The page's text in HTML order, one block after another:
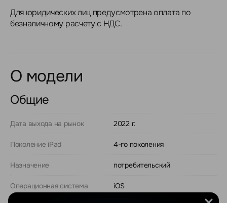
Для юридических лиц предусмотрена оплата по
безналичному расчету с НДС.
О модели
Общие
Дата выхода на рынок 2022 г.
Поколение iPad 4-го поколения
Назначение потребительский
Операционная система iOS